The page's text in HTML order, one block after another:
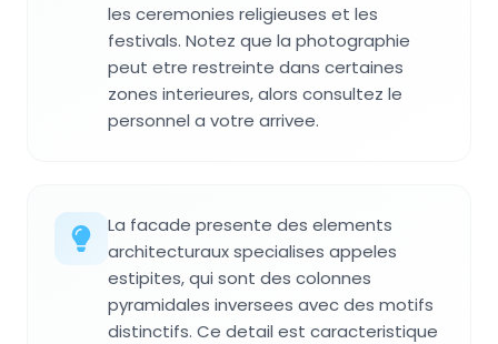
les ceremonies religieuses et les
festivals. Notez que la photographie
peut etre restreinte dans certaines
zones interieures, alors consultez le
personnel a votre arrivee.
La facade presente des elements
architecturaux specialises appeles
estipites, qui sont des colonnes
pyramidales inversees avec des motifs
distinctifs. Ce detail est caracteristique